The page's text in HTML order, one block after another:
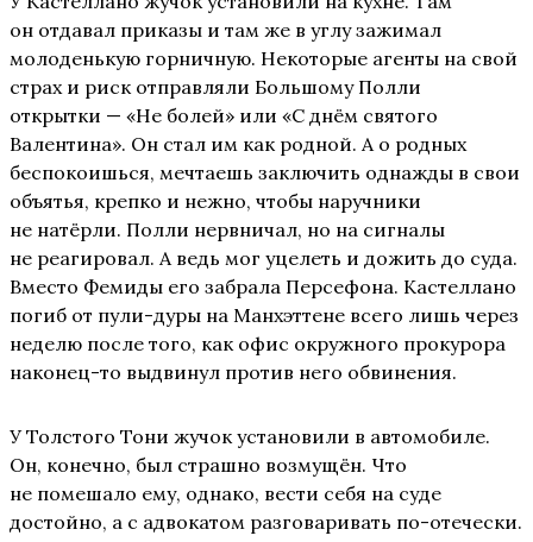
он отдавал приказы и там же в углу зажимал
молоденькую горничную. Некоторые агенты на свой
страх и риск отправляли Большому Полли
открытки — «Не болей» или «С днём святого
Валентина». Он стал им как родной. А о родных
беспокоишься, мечтаешь заключить однажды в свои
объятья, крепко и нежно, чтобы наручники
не натёрли. Полли нервничал, но на сигналы
не реагировал. А ведь мог уцелеть и дожить до суда.
Вместо Фемиды его забрала Персефона. Кастеллано
погиб от пули-дуры на Манхэттене всего лишь через
неделю после того, как офис окружного прокурора
наконец-то выдвинул против него обвинения.
У Толстого Тони жучок установили в автомобиле.
Он, конечно, был страшно возмущён. Что
не помешало ему, однако, вести себя на суде
достойно, а с адвокатом разговаривать по-отечески.